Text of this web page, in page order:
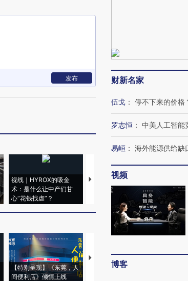
发布
视线｜HYROX的吸金
术：是什么让中产们甘
心“花钱找虐”？
马航飞行员跨国走私7万
粒摇头丸 尿检体内含3种
度Z
【特别呈现】《东莞，人
间便利店》倾情上线
【推广】走进第四届链博
会，让数智科技“链”接产
财新名家
伍戈 ： 停不下来的价格
罗志恒 ： 中美人工智能
易峘 ： 海外能源供给缺
视频
博客